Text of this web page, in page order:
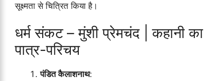
सूक्ष्मता से चित्रित किया है।
धर्म संकट – मुंशी प्रेमचंद | कहानी का
पात्र-परिचय
पंडित कैलाशनाथ: